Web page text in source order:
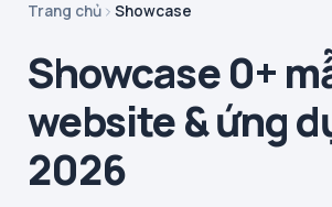
Trang chủ Showcase
Showcase 0+
website & ứng
2026